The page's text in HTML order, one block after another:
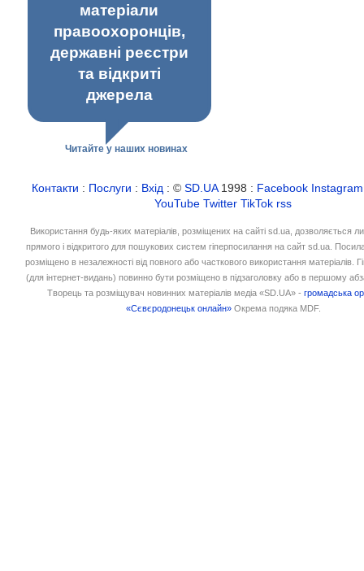
матеріали
правоохоронців,
державні реєстри
та відкриті
джерела
Читайте у наших новинах
Контакти : Послуги : Вхід : ©SD.UA1998 : Facebook Instagram
YouTube Twitter TikTok rss
Використання будь-яких матеріалів, розміщених на сайті sd.ua, дозволяється
прямого і відкритого для пошукових систем гіперпосилання на сайт sd.ua.
розміщено в незалежності від повного або часткового використання матеріалів.
(для інтернет-видань) повинно бути розміщено в підзаголовку або в першому
Творець та розміщувач новинних матеріалів медіа «SD.UA» -громадська
«Сєвєродонецьк онлайн» Окрема подяка MDF.